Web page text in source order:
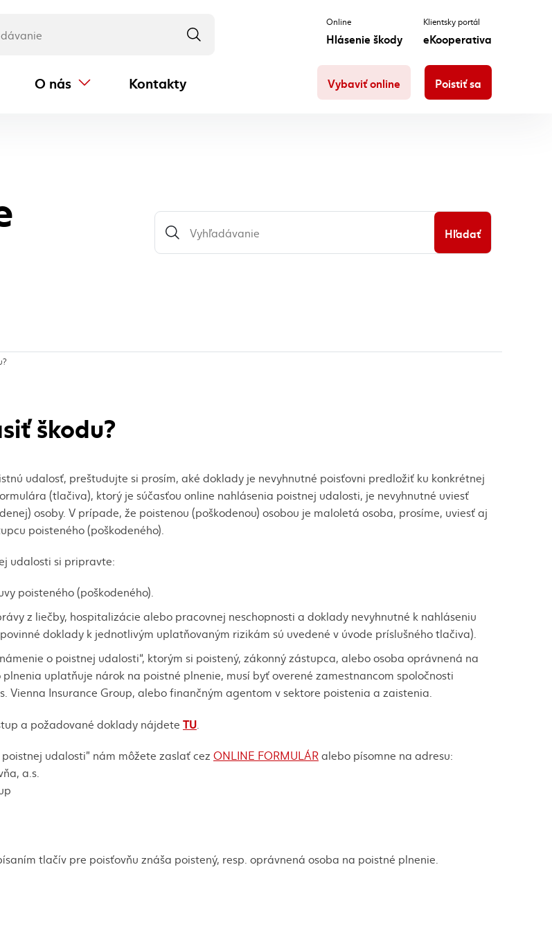
Online
Hlásenie škody
Klientsky portál
eKooperativa
O nás Kontakty Vybaviť online Poistiť sa
Hľadať
, aktuálna stránka
škodu?
udalosť, preštudujte si prosím, aké doklady je nevyhnutné poisťovni predložiť ku konkrétnej
(tlačiva), ktorý je súčasťou online nahlásenia poistnej udalosti, je nevyhnutné uviesť
osoby. V prípade, že poistenou (poškodenou) osobou je maloletá osoba, prosíme, uviesť aj
poisteného (poškodeného).
udalosti si pripravte:
poisteného (poškodeného).
z liečby, hospitalizácie alebo pracovnej neschopnosti a doklady nevyhnutné k nahláseniu
doklady k jednotlivým uplatňovaným rizikám sú uvedené v úvode príslušného tlačiva).
o poistnej udalosti“, ktorým si poistený, zákonný zástupca, alebo osoba oprávnená na
uplatňuje nárok na poistné plnenie, musí byť overené zamestnancom spoločnosti
Vienna Insurance Group, alebo finančným agentom v sektore poistenia a zaistenia.
a požadované doklady nájdete TU
udalosti" nám môžete zaslať cez ONLINE FORMULÁRalebo písomne na adresu:
a.s.
tlačív pre poisťovňu znáša poistený, resp. oprávnená osoba na poistné plnenie.